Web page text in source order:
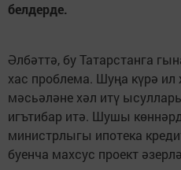
белдерде.
Әлбәттә, бу Татарстанга
хас проблема. Шуңа күрә ил
мәсьәләне хәл итү
игътибар итә. Шушы
министрлыгы ипотека
буенча махсус проект